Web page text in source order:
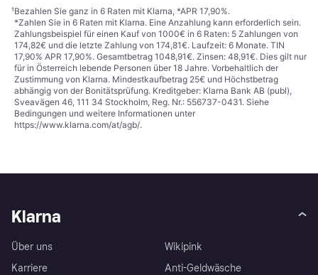
¹Bezahlen Sie ganz in 6 Raten mit Klarna, *APR 17,90%.
*Zahlen Sie in 6 Raten mit Klarna. Eine Anzahlung kann erforderlich sein.
Zahlungsbeispiel für einen Kauf von 1000€ in 6 Raten: 5 Zahlungen von
174,82€ und die letzte Zahlung von 174,81€. Laufzeit: 6 Monate. TIN
17,90% APR 17,90%. Gesamtbetrag 1048,91€. Zinsen: 48,91€. Dies gilt nur
für in Österreich lebende Personen über 18 Jahre. Vorbehaltlich der
Zustimmung von Klarna. Mindestkaufbetrag 25€ und Höchstbetrag
abhängig von der Bonitätsprüfung. Kreditgeber: Klarna Bank AB (publ),
Sveavägen 46, 111 34 Stockholm, Reg. Nr.: 556737-0431. Siehe
Bedingungen und weitere Informationen unter
https://www.klarna.com/at/agb/.
Klarna
Über uns
Karriere
Wikipink
Anti-Geldwäsche